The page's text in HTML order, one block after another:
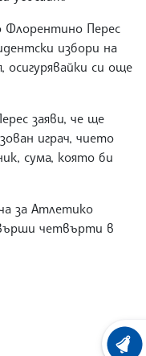
Флорентино Перес
избори на
си още
заяви, че ще
играч, чието
сума, която би
за Атлетико
четвърти в